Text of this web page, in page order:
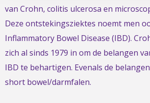
van Crohn, colitis ulcerosa en
Deze ontstekingsziektes noemt men
Inflammatory Bowel Disease (IBD).
zich al sinds 1979 in om de belangen
IBD te behartigen. Evenals de
short bowel/darmfalen.